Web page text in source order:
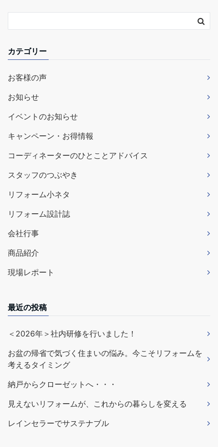
カテゴリー
お客様の声
お知らせ
イベントのお知らせ
キャンペーン・お得情報
コーディネーターのひとことアドバイス
スタッフのつぶやき
リフォーム小ネタ
リフォーム設計誌
会社行事
商品紹介
現場レポート
最近の投稿
＜2026年＞社内研修を行いました！
お盆の帰省で気づく住まいの悩み。今こそリフォームを
考えるタイミング
納戸からクローゼットへ・・・
見えないリフォームが、これからの暮らしを変える
レインセラーでサステナブル